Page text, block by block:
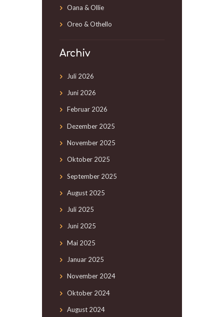
Oana & Ollie
Oreo & Othello
Archiv
Juli 2026
Juni 2026
Februar 2026
Dezember 2025
November 2025
Oktober 2025
September 2025
August 2025
Juli 2025
Juni 2025
Mai 2025
Januar 2025
November 2024
Oktober 2024
August 2024